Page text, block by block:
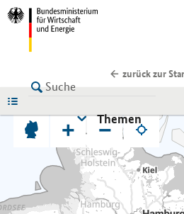
zurück zur
Themen
+ −